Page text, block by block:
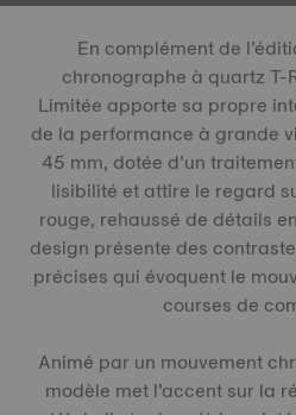
En complément de
chronographe à quartz T-
Limitée apporte sa propre
de la performance à grande
45 mm, dotée d’un
lisibilité et attire le regard
rouge, rehaussé de détails
design présente des
précises qui évoquent le
courses de
Animé par un mouvement
modèle met l’accent sur la